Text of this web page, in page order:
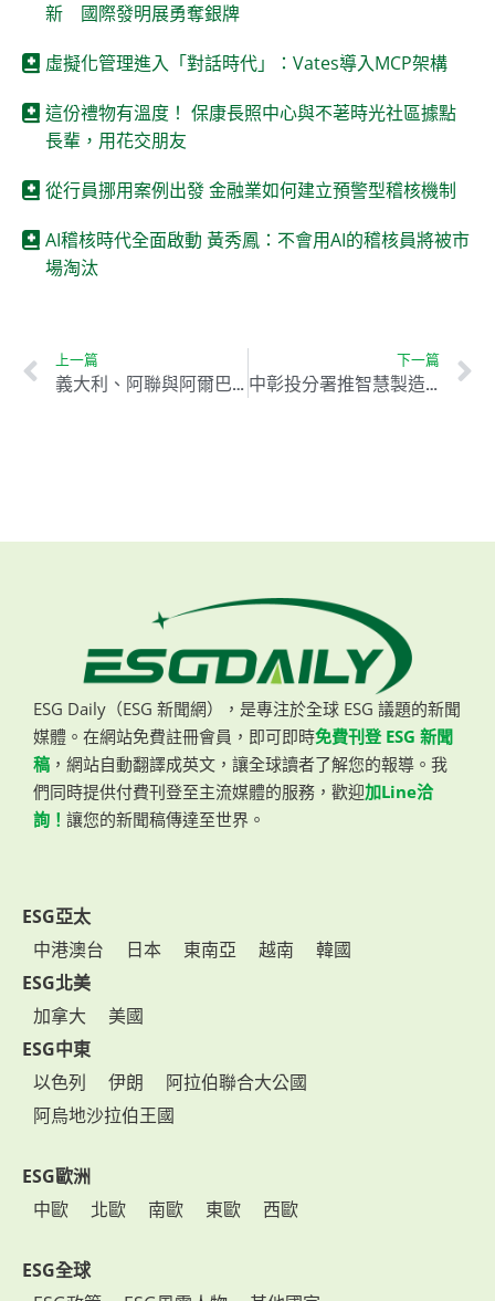
新 國際發明展勇奪銀牌
虛擬化管理進入「對話時代」：Vates導入MCP架構
這份禮物有溫度！ 保康長照中心與不荖時光社區據點
長輩，用花交朋友
從行員挪用案例出發 金融業如何建立預警型稽核機制
AI稽核時代全面啟動 黃秀鳳：不會用AI的稽核員將被市
場淘汰
上一篇
義大利、阿聯與阿爾巴尼亞攜手推動跨國綠能合作
下一篇
中彰投分署推智慧製造與電動車培訓 滿足產業轉型人才需求
ESG Daily（ESG 新聞網），是專注於全球 ESG 議題的新聞
媒體。在網站免費註冊會員，即可即時免費刊登 ESG 新聞
稿 ，網站自動翻譯成英文，讓全球讀者了解您的報導。我
們同時提供付費刊登至主流媒體的服務，歡迎加Line洽
詢！ 讓您的新聞稿傳達至世界。
ESG亞太
中港澳台
日本 東南亞 越南
韓國
ESG北美
加拿大
美國
ESG中東
以色列
伊朗
阿拉伯聯合大公國
阿烏地沙拉伯王國
ESG歐洲
中歐
北歐 南歐 東歐 西歐
ESG全球